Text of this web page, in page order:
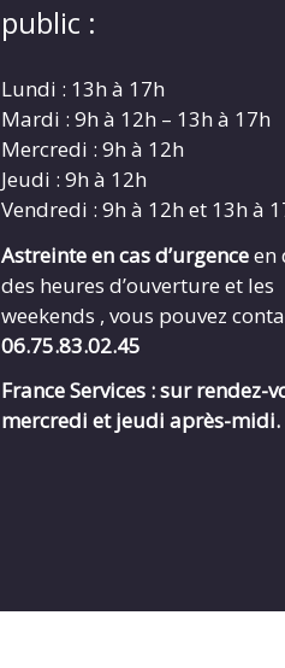
public :
Lundi : 13h à 17h
Mardi : 9h à 12h – 13h à 17h
Mercredi : 9h à 12h
Jeudi : 9h à 12h
Vendredi : 9h à 12h et 13h à
Astreinte en cas d’urgenceen
des heures d’ouverture et les
weekends , vous pouvez
06.75.83.02.45
France Services : sur rendez-
mercredi et jeudi après-midi.